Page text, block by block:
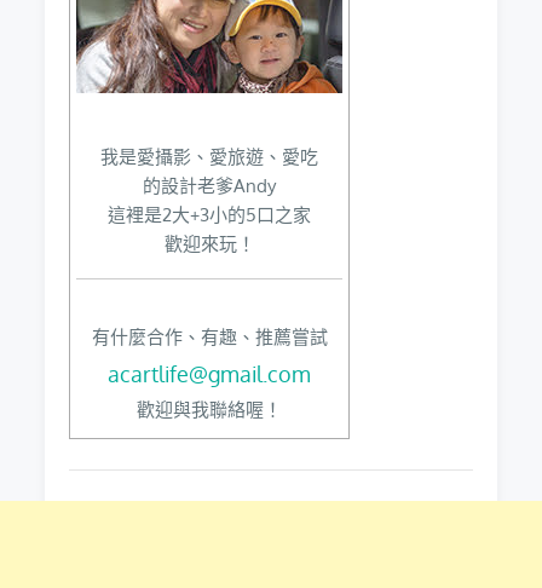
我是愛攝影、愛旅遊、愛吃
的設計老爹Andy
這裡是2大+3小的5口之家
歡迎來玩！
有什麼合作、有趣、推薦嘗試
acartlife@gmail.com
歡迎與我聯絡喔！